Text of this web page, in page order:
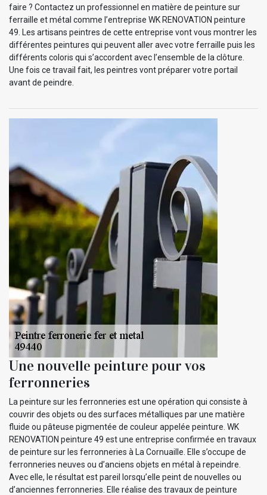
faire ? Contactez un professionnel en matière de peinture sur
ferraille et métal comme l’entreprise WK RENOVATION peinture
49. Les artisans peintres de cette entreprise vont vous montrer les
différentes peintures qui peuvent aller avec votre ferraille puis les
différents coloris qui s’accordent avec l’ensemble de la clôture.
Une fois ce travail fait, les peintres vont préparer votre portail
avant de peindre.
Une nouvelle peinture pour vos
ferronneries
La peinture sur les ferronneries est une opération qui consiste à
couvrir des objets ou des surfaces métalliques par une matière
fluide ou pâteuse pigmentée de couleur appelée peinture. WK
RENOVATION peinture 49 est une entreprise confirmée en travaux
de peinture sur les ferronneries à La Cornuaille. Elle s’occupe de
ferronneries neuves ou d’anciens objets en métal à repeindre.
Avec elle, le résultat est pareil lorsqu’elle peint de nouvelles ou
d’anciennes ferronneries. Elle réalise des travaux de peinture